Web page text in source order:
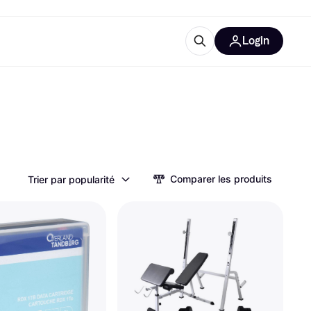
Login
Trier par popularité Comparer les produits